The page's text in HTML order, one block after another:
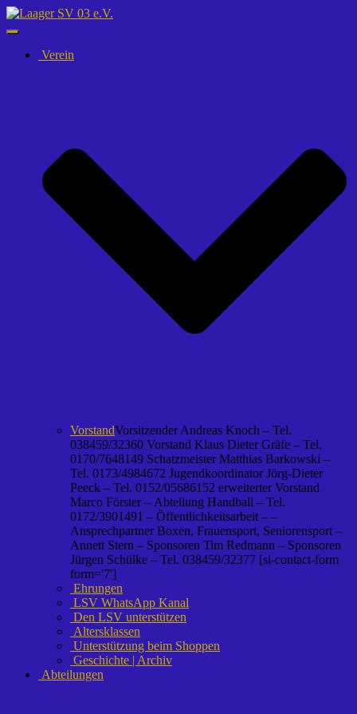
Navigation
umschalten
Verein
VorstandVorsitzender Andreas Knoch – Tel.
038459/32360 Vorstand Klaus Dieter Gräfe – Tel.
0170/7648149 Schatzmeister Matthias Barkowski –
Tel. 0173/4984672 Jugendkoordinator Jörg-Dieter
Peeck – Tel. 0152/05686152 erweiterter Vorstand
Marco Förster – Abteilung Handball – Tel.
0172/3901491 – Öffentlichkeitsarbeit – –
Ansprechpartner Boxen, Frauensport, Seniorensport –
Annett Stern – Sponsoren Tim Redmann – Sponsoren
Jürgen Schülke – Tel. 038459/32377 [si-contact-form
form='7']
Ehrungen
LSV WhatsApp Kanal
Den LSV unterstützen
Altersklassen
Unterstützung beim Shoppen
Geschichte | Archiv
Abteilungen